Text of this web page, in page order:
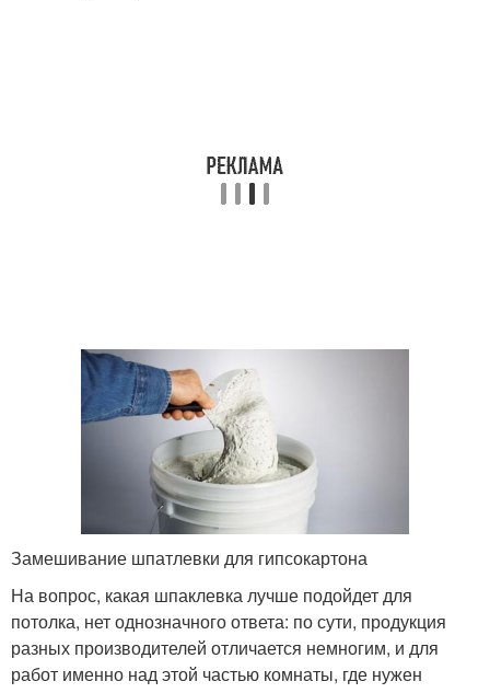
Замешивание шпатлевки для гипсокартона
На вопрос, какая шпаклевка лучше подойдет для
потолка, нет однозначного ответа: по сути, продукция
разных производителей отличается немногим, и для
работ именно над этой частью комнаты, где нужен